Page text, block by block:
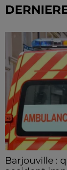
Barjouville :